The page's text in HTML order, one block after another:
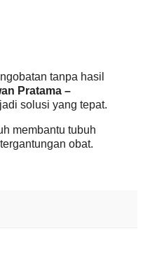
tanpa hasil
Pratama –
solusi yang tepat.
membantu tubuh
obat.